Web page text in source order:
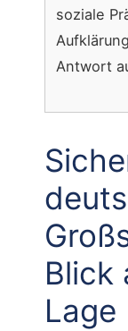
soziale
Antwort
Blick
Lage